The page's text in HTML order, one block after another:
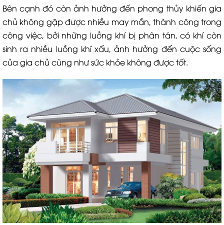
Bên cạnh đó còn ảnh hưởng đến phong thủy khiến gia
chủ không gặp được nhiều may mắn, thành công trong
công việc, bởi những luồng khí bị phân tán, có khí còn
sinh ra nhiều luồng khí xấu, ảnh hưởng đến cuộc sống
của gia chủ cũng như sức khỏe không được tốt.